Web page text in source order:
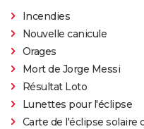
Incendies
Nouvelle canicule
Orages
Mort de Jorge Messi
Résultat Loto
Lunettes pour l'éclipse
Carte de l'éclipse solaire